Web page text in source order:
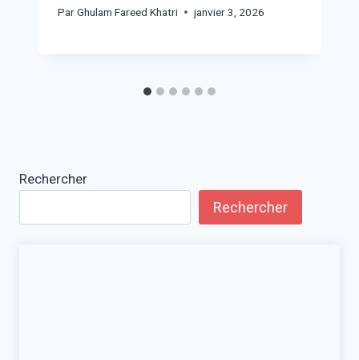
ParGhulam Fareed Khatri janvier 3, 2026
Rechercher
Rechercher